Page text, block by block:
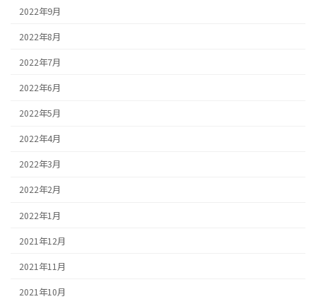
2022年9月
2022年8月
2022年7月
2022年6月
2022年5月
2022年4月
2022年3月
2022年2月
2022年1月
2021年12月
2021年11月
2021年10月